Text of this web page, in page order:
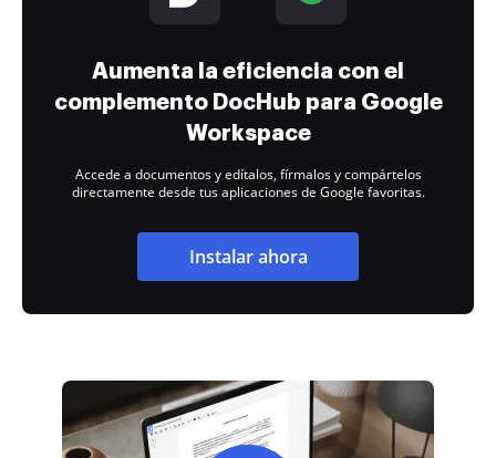
Aumenta la eficiencia con el
complemento DocHub para Google
Workspace
Accede a documentos y edítalos, fírmalos y compártelos
directamente desde tus aplicaciones de Google favoritas.
Instalar ahora